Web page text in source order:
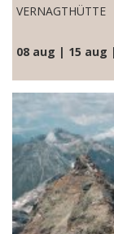
VERNAGTHÜTTE
08 aug | 15 aug